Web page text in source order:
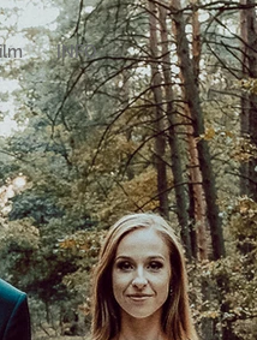
INFO